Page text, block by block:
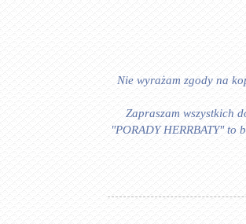
Nie wyrażam zgody na
Zapraszam wszystkich
"PORADY HERRBATY" to